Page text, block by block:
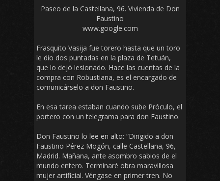
Paseo de la Castellana, 96. Vivienda de Don
Faustino
www.google.com
Frasquito Vasija fue torero hasta que un toro
le dio dos puntadas en la plaza de Tetuán,
que lo dejó lesionado. Hace las cuentas de la
compra con Robustiana, es el encargado de
comunicárselo a don Faustino.
En esa tarea estaban cuando sube Próculo, el
portero con un telegrama para don Faustino.
Don Faustino lo lee en alto: “Dirigido a don
Faustino Pérez Mogón, calle Castellana, 96,
Madrid. Mañana, ante asombro sabios de el
mundo entero. Terminaré obra maravillosa
mujer artificial. Véngase en primer tren. No